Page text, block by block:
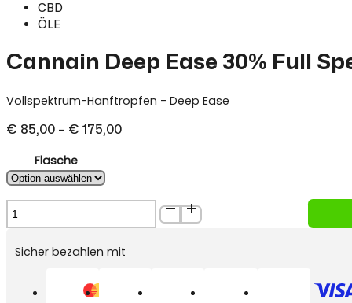
CBD
ÖLE
Cannain Deep Ease 30% Full
Vollspektrum-Hanftropfen - Deep Ease
€ 85,00 – € 175,00Preisspanne:
Flasche
Cannain
Deep
30%
Spectrum
Sicher bezahlen mit